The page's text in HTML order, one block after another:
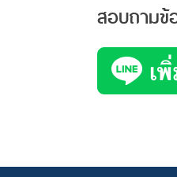
สอบถามข้